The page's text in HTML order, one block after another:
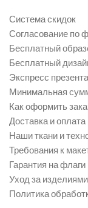
Система скидок
Согласование по
Бесплатный
Бесплатный
Экспресс
Минимальная
Как оформить
Доставка и оплата
Наши ткани и
Требования к
Гарантия на флаги
Уход за изделиями
Политика